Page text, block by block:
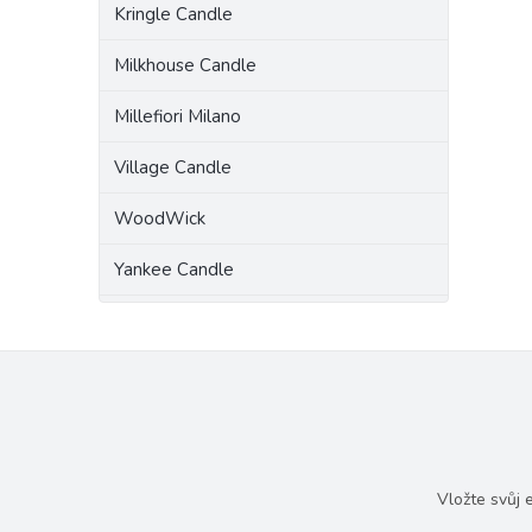
Kringle Candle
Milkhouse Candle
Millefiori Milano
Village Candle
WoodWick
Yankee Candle
Vložte svůj